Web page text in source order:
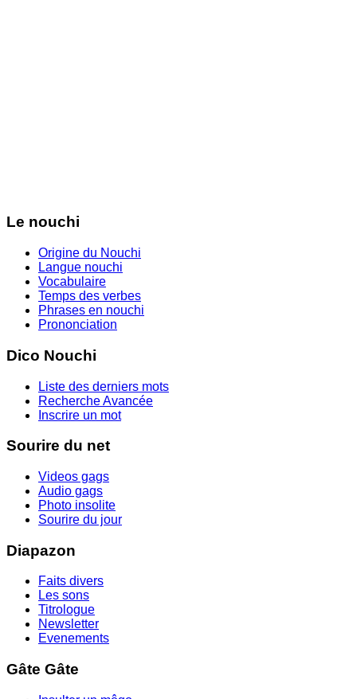
Le nouchi
Origine du Nouchi
Langue nouchi
Vocabulaire
Temps des verbes
Phrases en nouchi
Prononciation
Dico Nouchi
Liste des derniers mots
Recherche Avancée
Inscrire un mot
Sourire du net
Videos gags
Audio gags
Photo insolite
Sourire du jour
Diapazon
Faits divers
Les sons
Titrologue
Newsletter
Evenements
Gâte Gâte